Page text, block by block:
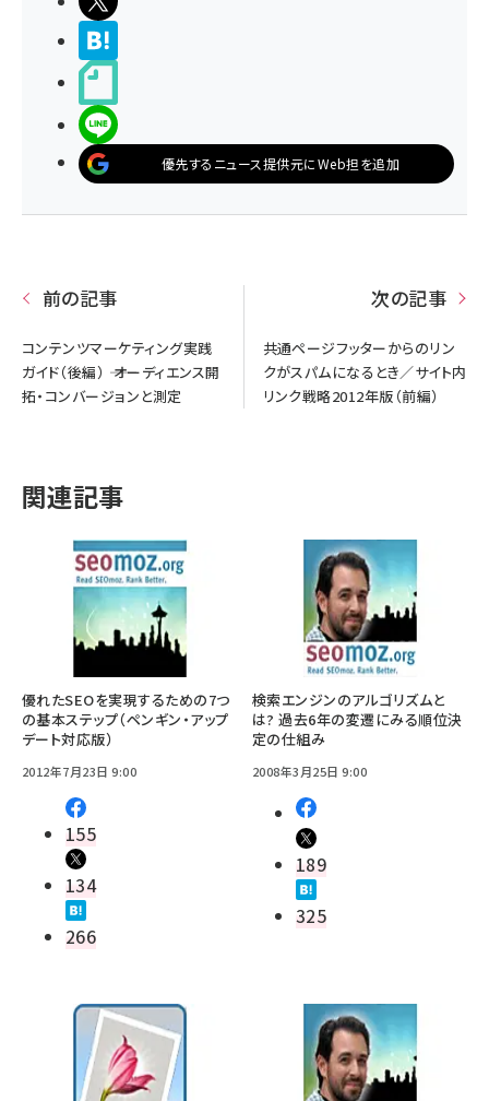
優先するニュース提供元にWeb担を追加
前の記事
コンテンツマーケティング実践
ガイド（後編） ―― オーディエンス開
拓・コンバージョンと測定
次の記事
共通ページフッターからのリン
クがスパムになるとき／サイト内
リンク戦略2012年版（前編）
関連記事
優れたSEOを実現するための7つ
の基本ステップ（ペンギン・アップ
デート対応版）
2012年7月23日 9:00
155
134
266
検索エンジンのアルゴリズムと
は? 過去6年の変遷にみる順位決
定の仕組み
2008年3月25日 9:00
189
325